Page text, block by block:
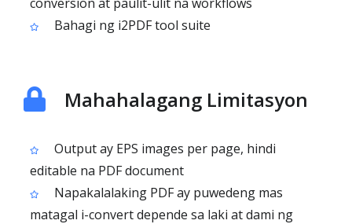
Bahagi ng i2PDF tool suite
Mahahalagang Limitasyon
Output ay EPS images per page, hindi
editable na PDF document
Napakalalaking PDF ay puwedeng mas
matagal i-convert depende sa laki at dami ng